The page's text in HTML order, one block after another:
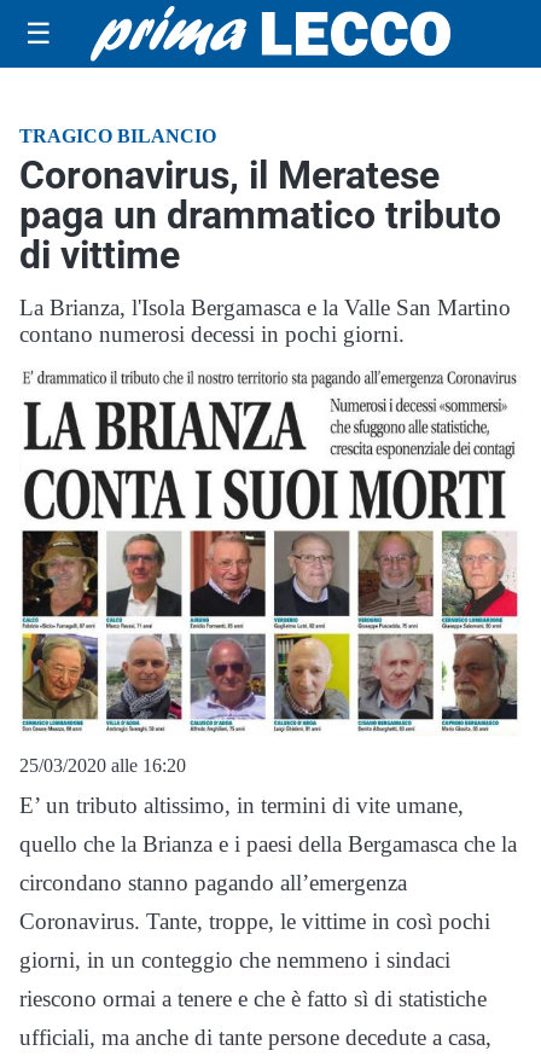
☰
TRAGICO BILANCIO
Coronavirus, il Meratese
paga un drammatico tributo
di vittime
La Brianza, l'Isola Bergamasca e la Valle San Martino
contano numerosi decessi in pochi giorni.
25/03/2020 alle 16:20
E’ un tributo altissimo, in termini di vite umane,
quello che la Brianza e i paesi della Bergamasca che la
circondano stanno pagando all’emergenza
Coronavirus. Tante, troppe, le vittime in così pochi
giorni, in un conteggio che nemmeno i sindaci
riescono ormai a tenere e che è fatto sì di statistiche
ufficiali, ma anche di tante persone decedute a casa,